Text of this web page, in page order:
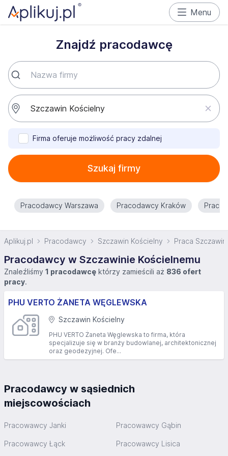
Menu
Znajdź pracodawcę
Firma oferuje możliwość pracy zdalnej
Szukaj firmy
Pracodawcy Warszawa Pracodawcy Kraków
Aplikuj.pl Pracodawcy Szczawin Kościelny Praca
Pracodawcy w Szczawinie Kościelnemu
Znaleźliśmy 1 pracodawcę którzy zamieścili aż 836 ofert
pracy.
PHU VERTO ŻANETA WĘGLEWSKA
Szczawin Kościelny
PHU VERTO Żaneta Węglewska to firma, która
specjalizuje się w branży budowlanej, architektonicznej
oraz geodezyjnej. Ofe...
Pracodawcy w sąsiednich
miejscowościach
Pracowawcy Janki Pracowawcy Gąbin
Pracowawcy Łąck Pracowawcy Lisica